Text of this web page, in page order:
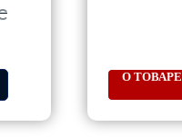
О ТОВАРЕ